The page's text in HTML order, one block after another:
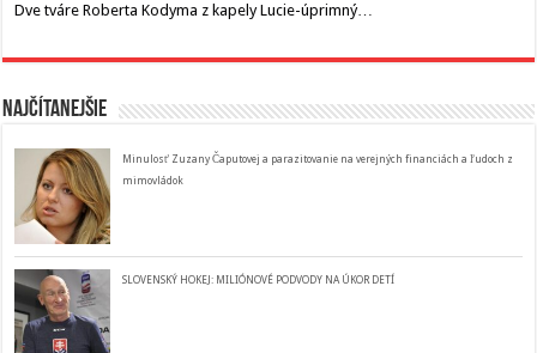
Dve tváre Roberta Kodyma z kapely Lucie-úprimný…
Najčítanejšie
Minulosť Zuzany Čaputovej a parazitovanie na verejných financiách a ľudoch z
mimovládok
SLOVENSKÝ HOKEJ: MILIÓNOVÉ PODVODY NA ÚKOR DETÍ